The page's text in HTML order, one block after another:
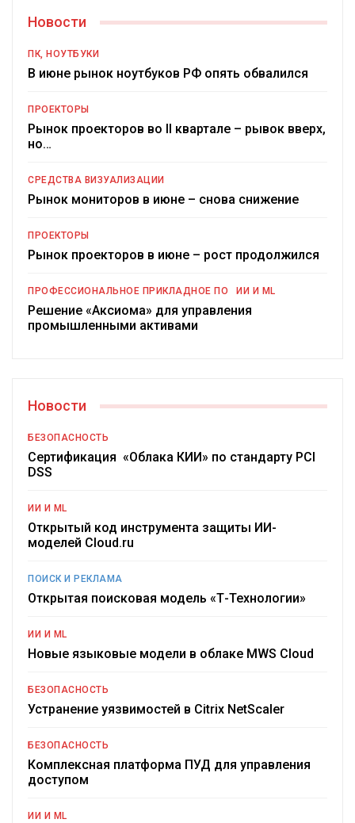
Новости
ПК, НОУТБУКИ
В июне рынок ноутбуков РФ опять обвалился
ПРОЕКТОРЫ
Рынок проекторов во II квартале – рывок вверх,
но…
СРЕДСТВА ВИЗУАЛИЗАЦИИ
Рынок мониторов в июне – снова снижение
ПРОЕКТОРЫ
Рынок проекторов в июне – рост продолжился
ПРОФЕССИОНАЛЬНОЕ ПРИКЛАДНОЕ ПО ИИ И ML
Решение «Аксиома» для управления
промышленными активами
Новости
БЕЗОПАСНОСТЬ
Сертификация «Облака КИИ» по стандарту PCI
DSS
ИИ И ML
Открытый код инструмента защиты ИИ-
моделей Cloud.ru
ПОИСК И РЕКЛАМА
Открытая поисковая модель «Т-Технологии»
ИИ И ML
Новые языковые модели в облаке MWS Cloud
БЕЗОПАСНОСТЬ
Устранение уязвимостей в Citrix NetScaler
БЕЗОПАСНОСТЬ
Комплексная платформа ПУД для управления
доступом
ИИ И ML